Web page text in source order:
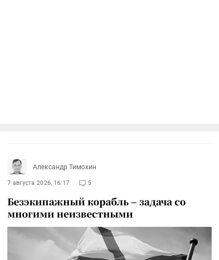
Александр Тимохин
7 августа 2026, 16:17 5
Безэкипажный корабль – задача со
многими неизвестными